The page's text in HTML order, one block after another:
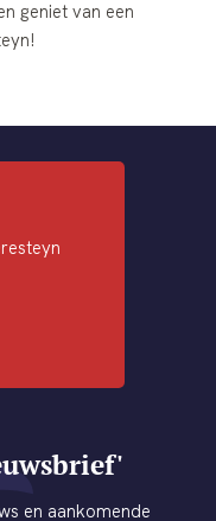
geniet van een
en aankomende